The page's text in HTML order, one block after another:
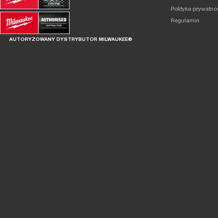
AUTORYZOWANY DYSTRYBUTOR MILWAUKEE®
Polityka
Regulamin